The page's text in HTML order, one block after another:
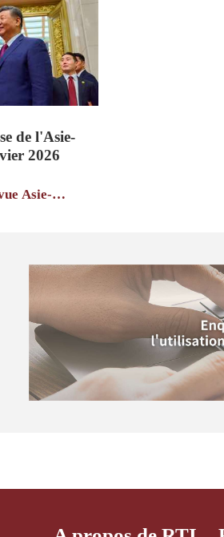
de l'Asie-
2026
Asie-